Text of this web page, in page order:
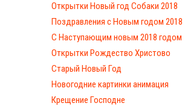
Открытки Новый год Собаки 2018
Поздравления с Новым годом 2018
С Наступающим новым 2018 годом
Открытки Рождество Христово
Старый Новый Год
Новогодние картинки анимация
Крещение Господне